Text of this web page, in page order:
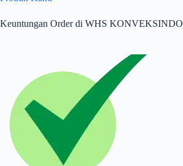
Keuntungan Order di WHS KONVEKSINDO